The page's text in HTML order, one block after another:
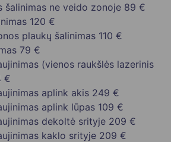
šalinimas ne veido zonoje 89 €
120 €
plaukų šalinimas 110 €
79 €
(vienos raukšlės lazerinis
€
aplink akis 249 €
aplink lūpas 109 €
dekoltė srityje 209 €
kaklo srityje 209 €